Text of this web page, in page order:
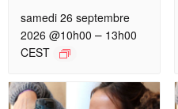
samedi 26 septembre
2026 @10h00 – 13h00
CEST